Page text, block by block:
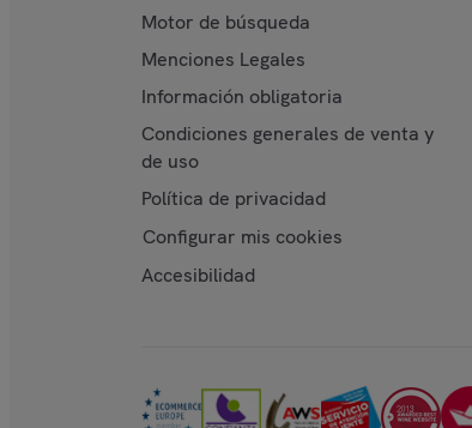
Motor de búsqueda
Menciones Legales
Información obligatoria
Condiciones generales de venta y
de uso
Política de privacidad
Configurar mis cookies
Accesibilidad